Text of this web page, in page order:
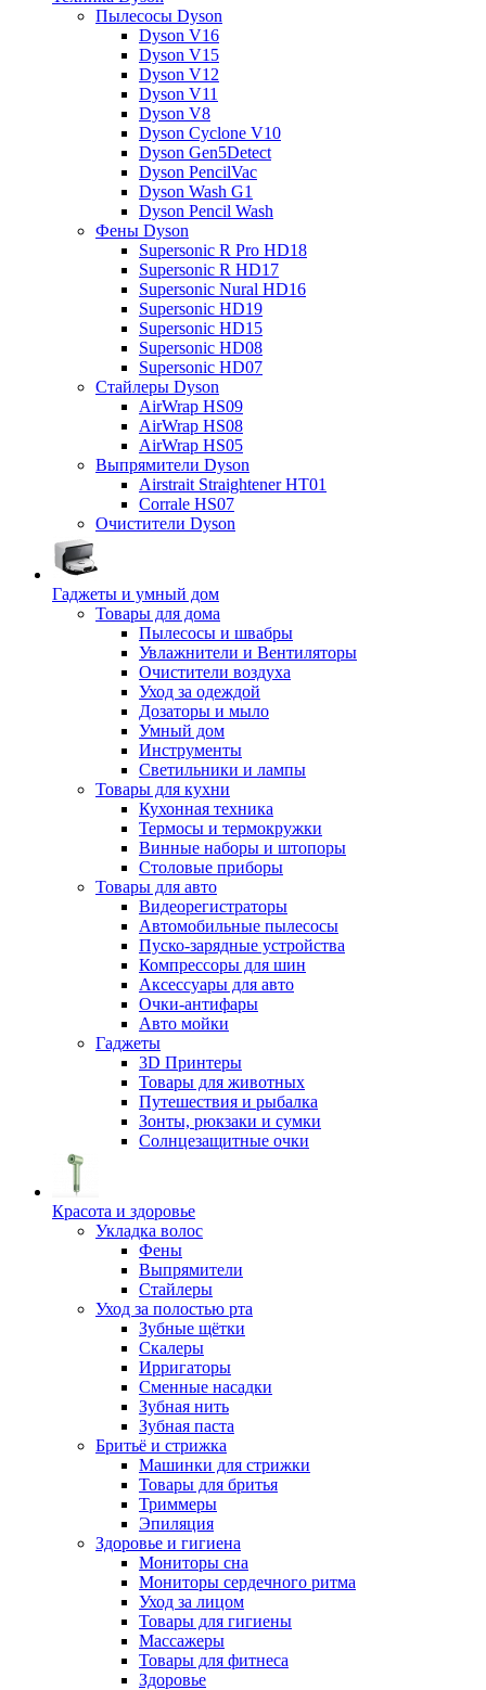
Пылесосы Dyson
Dyson V16
Dyson V15
Dyson V12
Dyson V11
Dyson V8
Dyson Cyclone V10
Dyson Gen5Detect
Dyson PencilVac
Dyson Wash G1
Dyson Pencil Wash
Фены Dyson
Supersonic R Pro HD18
Supersonic R HD17
Supersonic Nural HD16
Supersonic HD19
Supersonic HD15
Supersonic HD08
Supersonic HD07
Стайлеры Dyson
AirWrap HS09
AirWrap HS08
AirWrap HS05
Выпрямители Dyson
Airstrait Straightener HT01
Corrale HS07
Очистители Dyson
Гаджеты и умный дом
Товары для дома
Пылесосы и швабры
Увлажнители и Вентиляторы
Очистители воздуха
Уход за одеждой
Дозаторы и мыло
Умный дом
Инструменты
Светильники и лампы
Товары для кухни
Кухонная техника
Термосы и термокружки
Винные наборы и штопоры
Столовые приборы
Товары для авто
Видеорегистраторы
Автомобильные пылесосы
Пуско-зарядные устройства
Компрессоры для шин
Аксессуары для авто
Очки-антифары
Авто мойки
Гаджеты
3D Принтеры
Товары для животных
Путешествия и рыбалка
Зонты, рюкзаки и сумки
Солнцезащитные очки
Красота и здоровье
Укладка волос
Фены
Выпрямители
Стайлеры
Уход за полостью рта
Зубные щётки
Скалеры
Ирригаторы
Сменные насадки
Зубная нить
Зубная паста
Бритьё и стрижка
Машинки для стрижки
Товары для бритья
Триммеры
Эпиляция
Здоровье и гигиена
Мониторы сна
Мониторы сердечного ритма
Уход за лицом
Товары для гигиены
Массажеры
Товары для фитнеса
Здоровье